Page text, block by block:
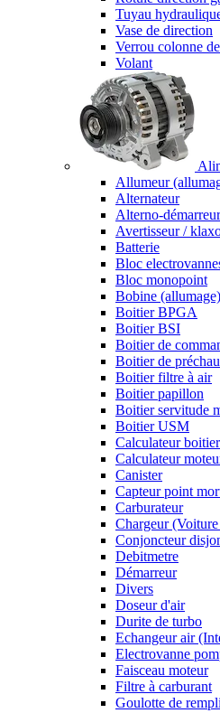
Tuyau
Vase de direction
Verrou colonne
Volant
Allumeur
Alternateur
Alterno-démarreur
Avertisseur /
Batterie
Bloc
Bloc monopoint
Bobine (allumage)
Boitier BPGA
Boitier BSI
Boitier de
Boitier de
Boitier filtre à air
Boitier papillon
Boitier servitude
Boitier USM
Calculateur
Calculateur
Canister
Capteur point
Carburateur
Chargeur
Conjoncteur
Debitmetre
Démarreur
Divers
Doseur d'air
Durite de turbo
Echangeur air
Electrovanne
Faisceau moteur
Filtre à carburant
Goulotte de